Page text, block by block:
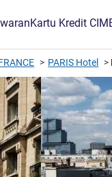
Kartu Kredit
PARIS Hotel